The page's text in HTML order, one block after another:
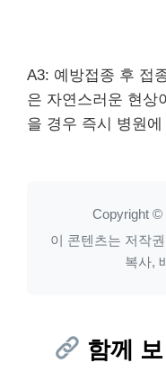
A3: 예방접종 후 접
은 자연스러운 현상
을 경우 즉시 병원
Copyright ©
이 콘텐츠는 저작
복사,
함께